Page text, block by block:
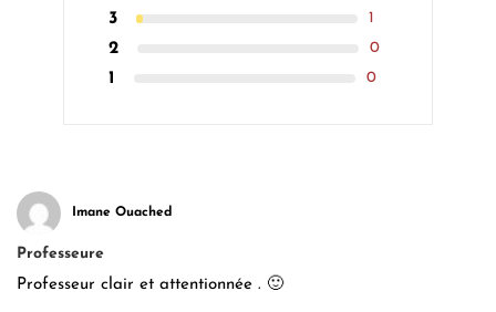
3 1
2 0
1 0
Imane Ouached
Professeure
Professeur clair et attentionnée . 🙂